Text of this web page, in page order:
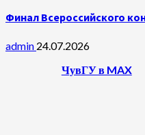
Финал Всероссийского
admin 24.07.2026
ЧувГУ в MAX